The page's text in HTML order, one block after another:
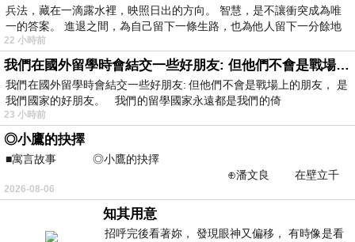
兵法，藏在一滴露水裡，映照日出的方向。 智慧，是不讓衝突成為唯
一的答案。 進退之間，為自己留下一條生路，也為他人留下一分餘地
22 小時前
我們在國外留學時會結交一些好朋友: 但他們不會是戰場上的朋友
我們在國外留學時會結交一些好朋友: 但他們不會是戰場上的朋友， 是
我們國家的好朋友。 我們的留學國家永遠都是我們的倚
23 小時前
◎小鷹的抉擇
■寓言故事 ◎小鷹的抉擇
⊕潘文良 在壁立千
仞的懸崖上，有一座遮天蔽
2026-08-06
知其用意
招呼完後看著妳， 發現眼神又偏移， 有時像是看